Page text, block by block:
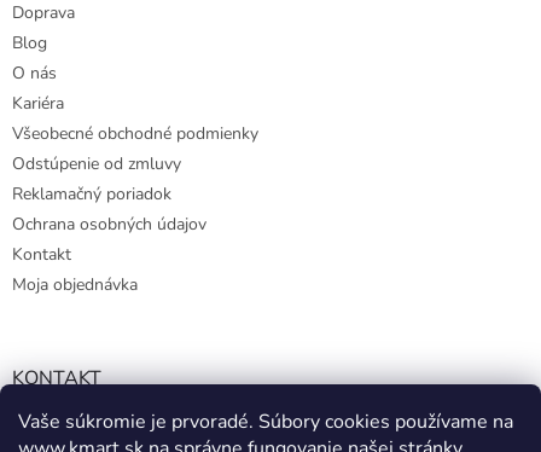
Vaše súkromie je prvoradé. Súbory cookies používame na
Doprava
Blog
O nás
Kariéra
Všeobecné obchodné podmienky
Odstúpenie od zmluvy
Reklamačný poriadok
Ochrana osobných údajov
Kontakt
Moja objednávka
KONTAKT
info@kmart.sk